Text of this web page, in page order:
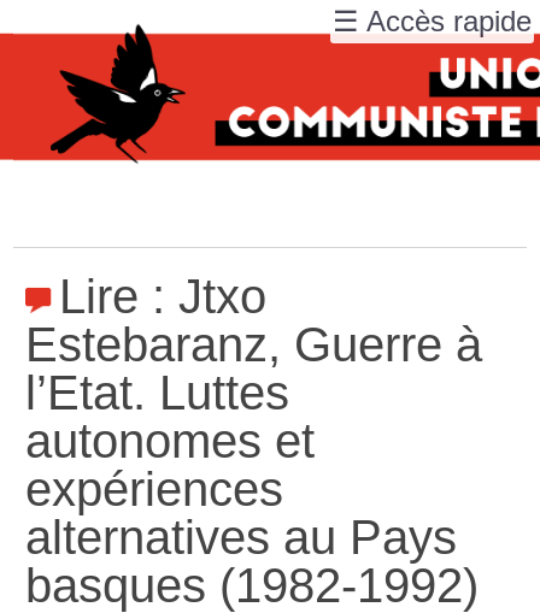
Lire : Jtxo
Estebaranz, Guerre à
l’Etat. Luttes
autonomes et
expériences
alternatives au Pays
basques (1982-1992)
☰ Accès rapide